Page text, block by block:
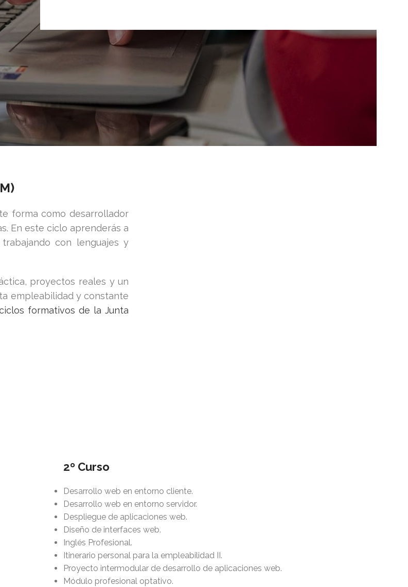
forma como desarrollador
En este ciclo aprenderás a
con lenguajes y
proyectos reales y un
empleabilidad y constante
formativos de la Junta
2º Curso
Desarrollo web en entorno cliente.
Desarrollo web en entorno servidor.
Despliegue de aplicaciones web.
Diseño de interfaces web.
Inglés Profesional.
Itinerario personal para la empleabilidad II.
Proyecto intermodular de desarrollo de aplicaciones web.
Módulo profesional optativo.